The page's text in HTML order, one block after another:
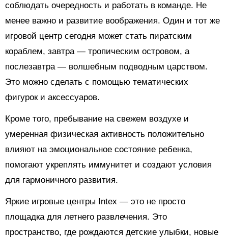
соблюдать очередность и работать в команде. Не
менее важно и развитие воображения. Один и тот же
игровой центр сегодня может стать пиратским
кораблем, завтра — тропическим островом, а
послезавтра — волшебным подводным царством.
Это можно сделать с помощью тематических
фигурок и аксессуаров.
Кроме того, пребывание на свежем воздухе и
умеренная физическая активность положительно
влияют на эмоциональное состояние ребенка,
помогают укреплять иммунитет и создают условия
для гармоничного развития.
Яркие игровые центры Intex — это не просто
площадка для летнего развлечения. Это
пространство, где рождаются детские улыбки, новые